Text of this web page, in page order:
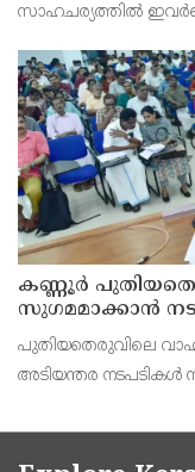
സാഹചര്യത്തിൽ
കെ. സോമപ്രസാദ്.
കണ്ണൂർ
സുഗമമാക്കാന്‍
പുതിയതെരുവിലെ
അടിയന്തര നടപടികള്‍